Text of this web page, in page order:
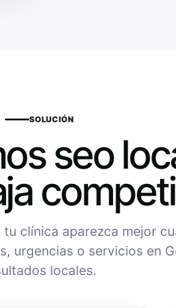
SOLUCIÓN
seo
tu clínica aparezca mejor
urgencias o servicios en
locales.